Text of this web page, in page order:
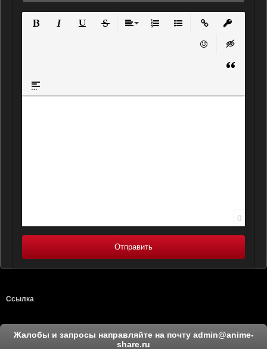
Нумерованный список
Маркированный
Вставить ссылку
Вставить
0
Отправить
Ссылка
Жалобы и запросы направляйте на почту admin@anime-
share.ru